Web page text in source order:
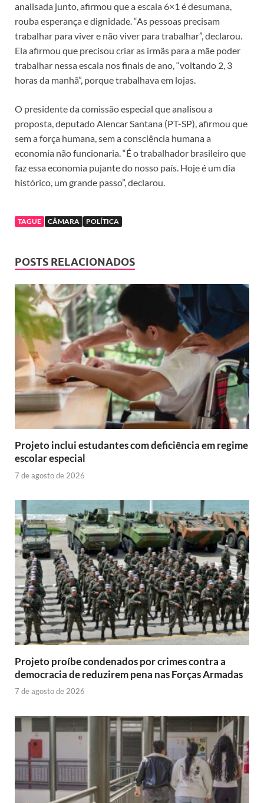
analisada junto, afirmou que a escala 6×1 é desumana,
rouba esperança e dignidade. “As pessoas precisam
trabalhar para viver e não viver para trabalhar”, declarou.
Ela afirmou que precisou criar as irmãs para a mãe poder
trabalhar nessa escala nos finais de ano, “voltando 2, 3
horas da manhã”, porque trabalhava em lojas.
O presidente da comissão especial que analisou a
proposta, deputado Alencar Santana (PT-SP), afirmou que
sem a força humana, sem a consciência humana a
economia não funcionaria. “É o trabalhador brasileiro que
faz essa economia pujante do nosso país. Hoje é um dia
histórico, um grande passo”, declarou.
TAGUE CÂMARA POLÍTICA
POSTS RELACIONADOS
Projeto inclui estudantes com deficiência em regime
escolar especial
7 de agosto de 2026
Projeto proíbe condenados por crimes contra a
democracia de reduzirem pena nas Forças Armadas
7 de agosto de 2026